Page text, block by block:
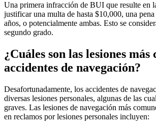
Una primera infracción de BUI que resulte en
justificar una multa de hasta $10,000, una
años, o potencialmente ambas. Esto se
segundo grado.
¿Cuáles son las lesiones más
accidentes de navegación?
Desafortunadamente, los accidentes de
diversas lesiones personales, algunas de las
graves. Las lesiones de navegación más
en reclamos por lesiones personales incluyen: